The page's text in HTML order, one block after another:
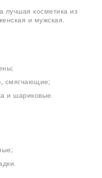
лучшая косметика из
и мужская.
смягчающие;
и шариковые.